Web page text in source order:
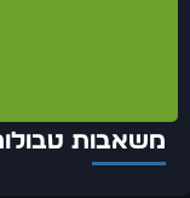
משאבות